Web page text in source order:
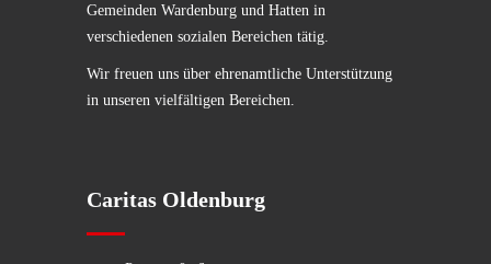
Gemeinden Wardenburg und Hatten in
verschiedenen sozialen Bereichen tätig.
Wir freuen uns über ehrenamtliche Unterstützung
in unseren vielfältigen Bereichen.
Caritas Oldenburg